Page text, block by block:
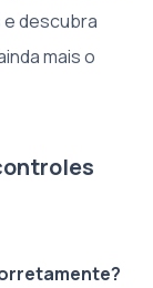
descubra
mais o